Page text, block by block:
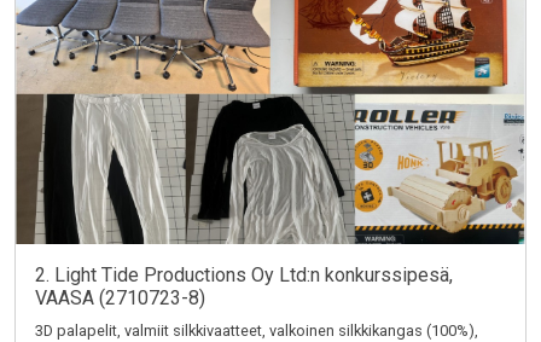
2. Light Tide Productions Oy Ltd:n konkurssipesä,
VAASA (2710723-8)
3D palapelit, valmiit silkkivaatteet, valkoinen silkkikangas (100%),